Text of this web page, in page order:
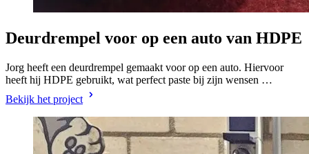
Deurdrempel voor op een auto van HDPE
Jorg heeft een deurdrempel gemaakt voor op een auto. Hiervoor
heeft hij HDPE gebruikt, wat perfect paste bij zijn wensen …
Bekijk het project